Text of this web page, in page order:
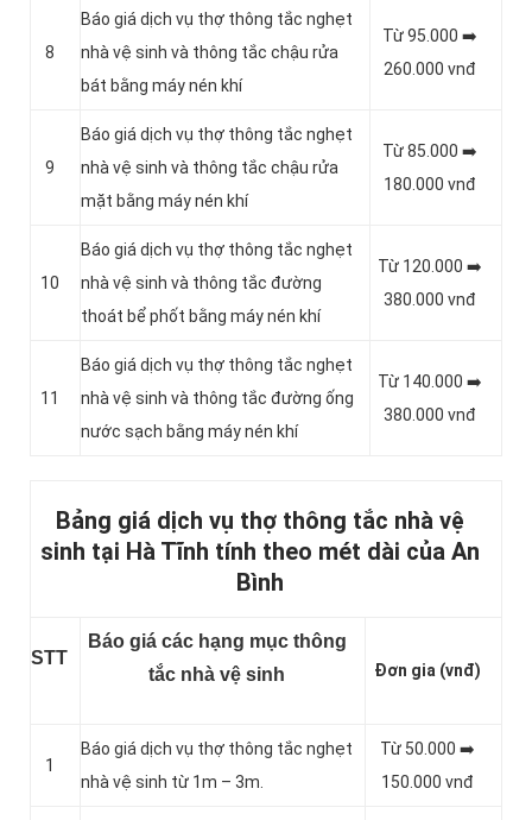
8
Báo giá dịch vụ thợ thông tắc nghẹt
nhà vệ sinh và thông tắc chậu rửa
bát bằng máy nén khí
Từ 95.000 ➡️
260.000 vnđ
9
Báo giá dịch vụ thợ thông tắc nghẹt
nhà vệ sinh và thông tắc chậu rửa
mặt bằng máy nén khí
Từ 85.000 ➡️
180.000 vnđ
10
Báo giá dịch vụ thợ thông tắc nghẹt
nhà vệ sinh và thông tắc đường
thoát bể phốt bằng máy nén khí
Từ 120.000 ➡️
380.000 vnđ
11
Báo giá dịch vụ thợ thông tắc nghẹt
nhà vệ sinh và thông tắc đường ống
nước sạch bằng máy nén khí
Từ 140.000 ➡️
380.000 vnđ
Bảng giá dịch vụ thợ thông tắc nhà vệ
sinh tại Hà Tĩnh tính theo mét dài của An
Bình
STT
Báo giá các hạng mục thông
tắc nhà vệ sinh
Đơn gia (vnđ)
1
Báo giá dịch vụ thợ thông tắc nghẹt
nhà vệ sinh từ 1m – 3m.
Từ 50.000 ➡️
150.000 vnđ